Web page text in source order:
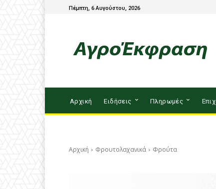
Πέμπτη, 6 Αυγούστου, 2026
Αρχική Ειδήσεις Πληρωμές
Αρχική Φρουτολαχανικά Φρούτα